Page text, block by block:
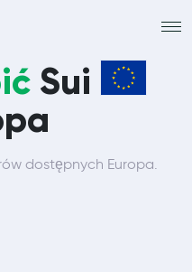
Sui
dostępnych Europa.